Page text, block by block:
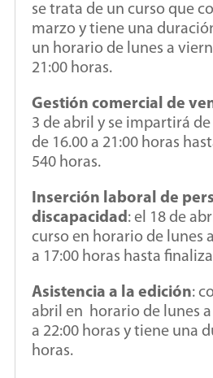
se trata de un curso que
marzo y tiene una
un horario de lunes a
21:00 horas.
Gestión comercial de
3 de abril y se impartirá
de 16.00 a 21:00 horas
540 horas.
Inserción laboral de
discapacidad: el 18 de
curso en horario de lunes
a 17:00 horas hasta
Asistencia a la edición:
abril en horario de lunes a
a 22:00 horas y tiene una
horas.